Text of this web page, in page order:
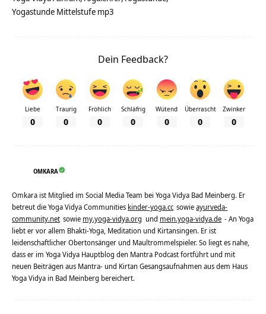
Yogastunde Mittelstufe mp3
Dein Feedback?
Liebe
0
Traurig
0
Fröhlich
0
Schläfrig
0
Wütend
0
Überrascht
0
Zwinker
0
OMKARA
Omkara ist Mitglied im Social Media Team bei Yoga Vidya Bad Meinberg. Er
betreut die Yoga Vidya Communities kinder-yoga.cc sowieayurveda-
community.net sowie my.yoga-vidya.org und mein.yoga-vidya.de - An Yoga
liebt er vor allem Bhakti-Yoga, Meditation und Kirtansingen. Er ist
leidenschaftlicher Obertonsänger und Maultrommelspieler. So liegt es nahe,
dass er im Yoga Vidya Hauptblog den Mantra Podcast fortführt und mit
neuen Beiträgen aus Mantra- und Kirtan Gesangsaufnahmen aus dem Haus
Yoga Vidya in Bad Meinberg bereichert.